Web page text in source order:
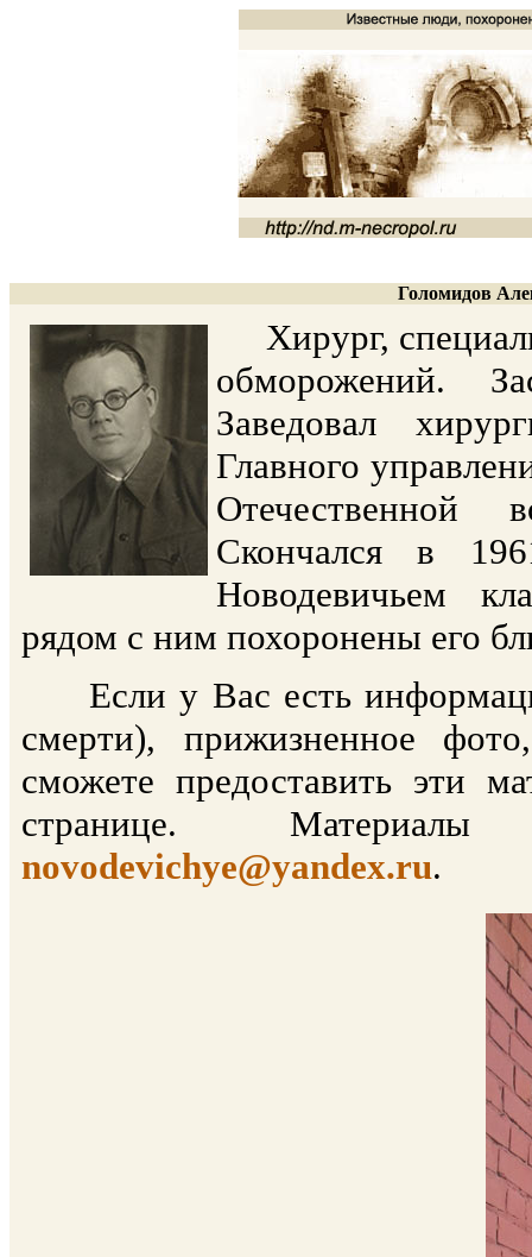
Голомидов
Хирург,
обморожений.
Заведовал
Главного
Отечественной
Скончался в
Новодевичьем
рядом с ним похоронены его
Если у Вас есть
смерти), прижизненное
сможете предоставить эти
странице.
novodevichye@yandex.ru.